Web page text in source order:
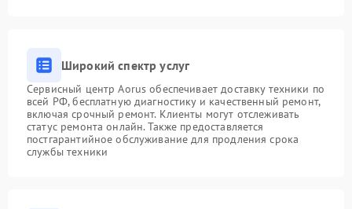
Широкий спектр услуг
Сервисный центр Aorus обеспечивает доставку техники по
всей РФ, бесплатную диагностику и качественный ремонт,
включая срочный ремонт. Клиенты могут отслеживать
статус ремонта онлайн. Также предоставляется
постгарантийное обслуживание для продления срока
службы техники